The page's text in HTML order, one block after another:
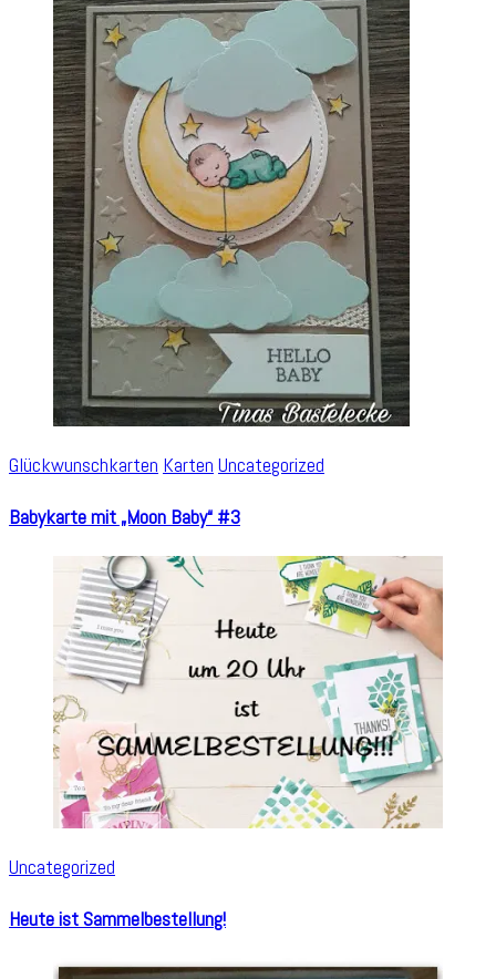
Glückwunschkarten Karten Uncategorized
Babykarte mit „Moon Baby“ #3
Uncategorized
Heute ist Sammelbestellung!